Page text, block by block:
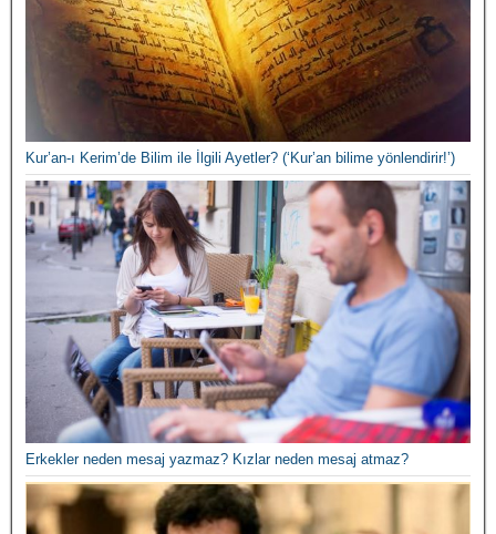
Kur’an-ı Kerim’de Bilim ile İlgili Ayetler? (‘Kur’an bilime yönlendirir!’)
Erkekler neden mesaj yazmaz? Kızlar neden mesaj atmaz?